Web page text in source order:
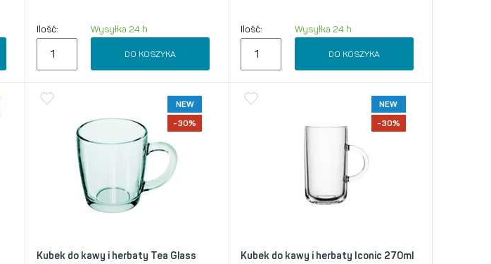
Ilość: Wysyłka 24 h
DO KOSZYKA
Ilość: Wysyłka 24 h
DO KOSZYKA
NEW
-30%
Kubek do kawy i herbaty Tea Glass
NEW
-30%
Kubek do kawy i herbaty Iconic 270ml